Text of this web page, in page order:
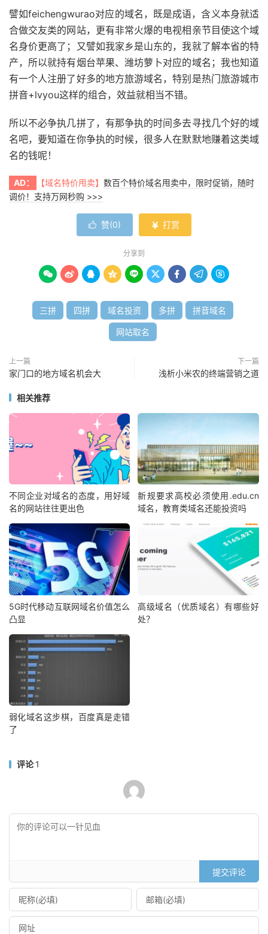
譬如feichengwurao对应的域名，既是成语，含义本身就适
合做交友类的网站，更有非常火爆的电视相亲节目使这个域
名身价更高了；又譬如我家乡是山东的，我就了解本省的特
产，所以就持有烟台苹果、潍坊萝卜对应的域名；我也知道
有一个人注册了好多的地方旅游域名，特别是热门旅游城市
拼音+lvyou这样的组合，效益就相当不错。
所以不必争执几拼了，有那争执的时间多去寻找几个好的域
名吧，要知道在你争执的时候，很多人在默默地赚着这类域
名的钱呢！
AD： 【域名特价甩卖】 数百个特价域名甩卖中，限时促销，随时
调价！支持万网秒购 >>>
 赞(0)  打赏
分享到
        
三拼 四拼 域名投资 多拼 拼音域名
网站取名
上一篇
家门口的地方域名机会大
下一篇
浅析小米农的终端营销之道
相关推荐
不同企业对域名的态度，用好域
名的网站往往更出色
新规要求高校必须使用.edu.cn
域名，教育类域名还能投资吗
5G时代移动互联网域名价值怎么
凸显
高级域名（优质域名）有哪些好
处？
弱化域名这步棋，百度真是走错
了
评论1
提交评论